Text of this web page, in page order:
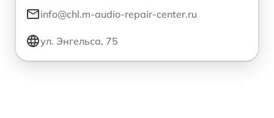
info@chl.m-audio-repair-center.ru
ул. Энгельса, 75